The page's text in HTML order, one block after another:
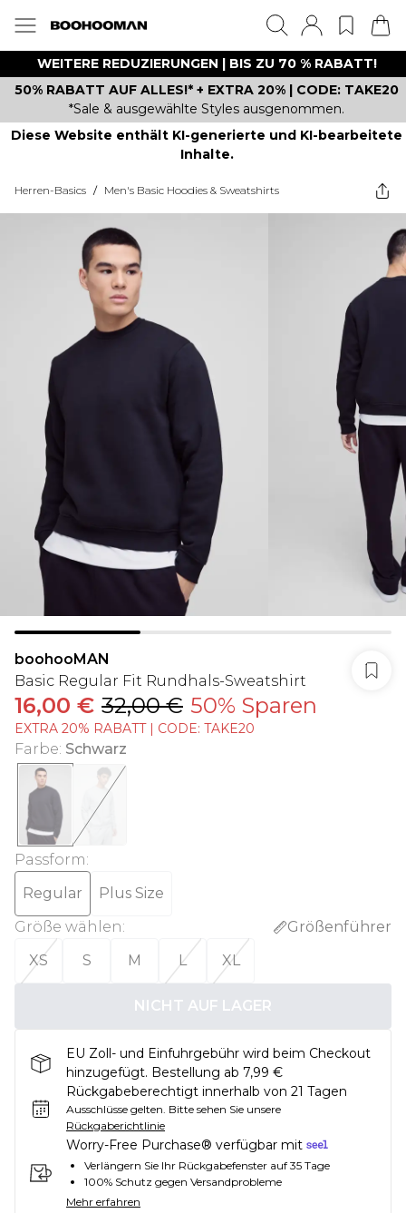
WEITERE REDUZIERUNGEN | BIS ZU 70 % RABATT!
50% RABATT AUF ALLES!* + EXTRA 20% | CODE: TAKE20
*Sale & ausgewählte Styles ausgenommen.
Diese Website enthält KI-generierte und KI-bearbeitete
Inhalte.
Herren-Basics / Men's Basic Hoodies & Sweatshirts
boohooMAN
Basic Regular Fit Rundhals-Sweatshirt
16,00 € 32,00 € 50% Sparen
EXTRA 20% RABATT | CODE: TAKE20
Farbe: Schwarz
Passform:
Regular
Plus Size
Größe wählen:
Größenführer
XS
S M L XL
NICHT AUF LAGER
EU Zoll- und Einfuhrgebühr wird beim Checkout
hinzugefügt. Bestellung ab 7,99 €
Rückgabeberechtigt innerhalb von 21 Tagen
Ausschlüsse gelten. Bitte sehen Sie unsere
Rückgaberichtlinie
Worry-Free Purchase® verfügbar mit
Verlängern Sie Ihr Rückgabefenster auf 35 Tage
100% Schutz gegen Versandprobleme
Mehr erfahren